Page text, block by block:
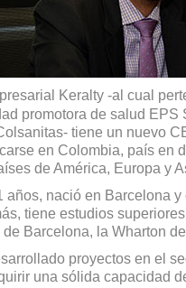
Keralty -al cual
promotora de salud
tiene un nuevo
en Colombia, país
de América, Europa y
años, nació en Barcelona
tiene estudios
Barcelona, la Wharton
proyectos en el
una sólida capacidad